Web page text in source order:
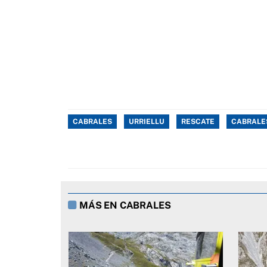
CABRALES URRIELLU RESCATE
MÁS EN CABRALES